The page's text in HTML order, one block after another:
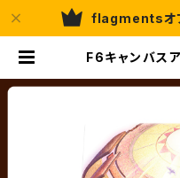
flagmentsオフ
F6キャンバスア
装 ルージェニ